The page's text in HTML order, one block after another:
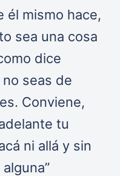
él mismo hace,
sea una cosa
dice
seas de
Conviene,
tu
ni allá y sin